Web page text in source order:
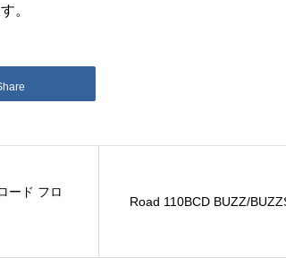
。
ード フロ
Road 110BCD BUZZ/